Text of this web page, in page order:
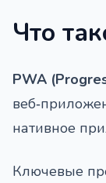
Что
PWA
нативное
Ключевые